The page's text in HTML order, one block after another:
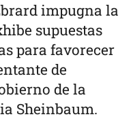
impugna la
supuestas
para favorecer
de
de la
Sheinbaum.